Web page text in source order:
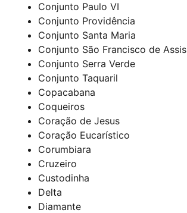
Conjunto Paulo VI
Conjunto Providência
Conjunto Santa Maria
Conjunto São Francisco de Assis
Conjunto Serra Verde
Conjunto Taquaril
Copacabana
Coqueiros
Coração de Jesus
Coração Eucarístico
Corumbiara
Cruzeiro
Custodinha
Delta
Diamante